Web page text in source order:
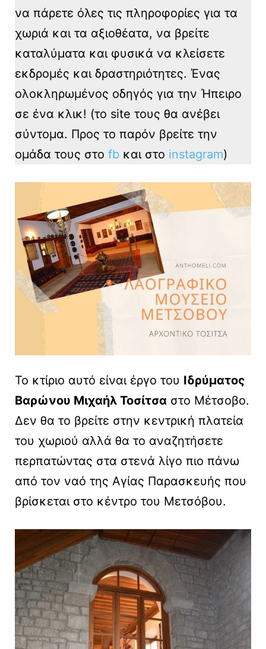
να πάρετε όλες τις πληροφορίες για τα
χωριά και τα αξιοθέατα, να βρείτε
καταλύματα και φυσικά να κλείσετε
εκδρομές και δραστηριότητες. Ένας
ολοκληρωμένος οδηγός για την Ήπειρο
σε ένα κλικ! (το site τους θα ανέβει
σύντομα. Προς το παρόν βρείτε την
ομάδα τους στο fb και στο instagram)
Το κτίριο αυτό είναι έργο του Ιδρύματος
Βαρώνου Μιχαήλ Τοσίτσα στο Μέτσοβο.
Δεν θα το βρείτε στην κεντρική πλατεία
του χωριού αλλά θα το αναζητήσετε
περπατώντας στα στενά λίγο πιο πάνω
από τον ναό της Αγίας Παρασκευής που
βρίσκεται στο κέντρο του Μετσόβου.